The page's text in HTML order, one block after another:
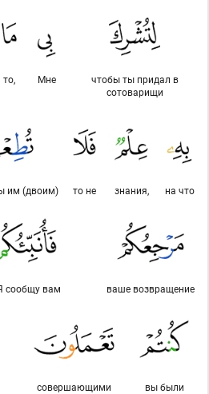
чтобы ты придал в
сотоварищи
Мне
то,
на что
знания,
то не
им (двоим)
ваше возвращение
сообщу вам
вы были
совершающими